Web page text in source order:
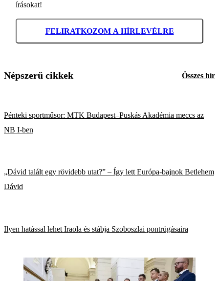
írásokat!
FELIRATKOZOM A HÍRLEVÉLRE
Népszerű cikkek Összes hír
Pénteki sportműsor: MTK Budapest–Puskás Akadémia meccs az
NB I-ben
„Dávid talált egy rövidebb utat?” – Így lett Európa-bajnok Betlehem
Dávid
Ilyen hatással lehet Iraola és stábja Szoboszlai pontrúgásaira